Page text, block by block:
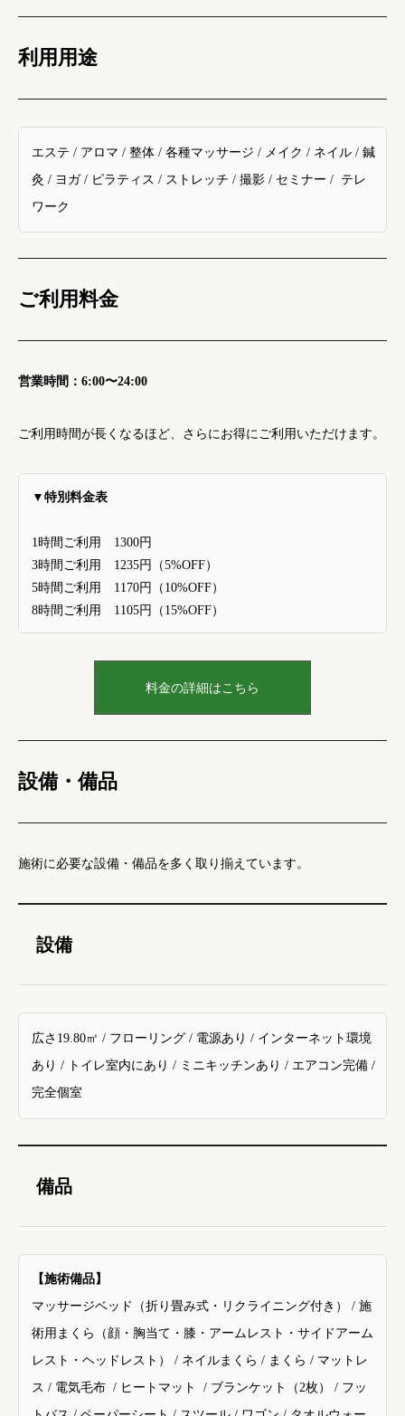
利用用途
エステ / アロマ / 整体 / 各種マッサージ / メイク / ネイル / 鍼
灸 / ヨガ / ピラティス / ストレッチ / 撮影 / セミナー / テレ
ワーク
ご利用料金
営業時間：6:00〜24:00
ご利用時間が長くなるほど、さらにお得にご利用いただけます。
▼特別料金表
1時間ご利用 1300円
3時間ご利用 1235円（5%OFF）
5時間ご利用 1170円（10%OFF）
8時間ご利用 1105円（15%OFF）
料金の詳細はこちら
設備・備品
施術に必要な設備・備品を多く取り揃えています。
設備
広さ19.80㎡ / フローリング / 電源あり / インターネット環境
あり / トイレ室内にあり / ミニキッチンあり / エアコン完備 /
完全個室
備品
【施術備品】
マッサージベッド（折り畳み式・リクライニング付き）
/ 施
術用まくら（顔・胸当て・膝・アームレスト・サイドアーム
レスト・ヘッドレスト）
/ ネイルまくら / まくら / マットレ
ス / 電気毛布 / ヒートマット / ブランケット （2枚）
/ フッ